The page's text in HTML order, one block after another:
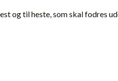
og til heste, som skal fodres